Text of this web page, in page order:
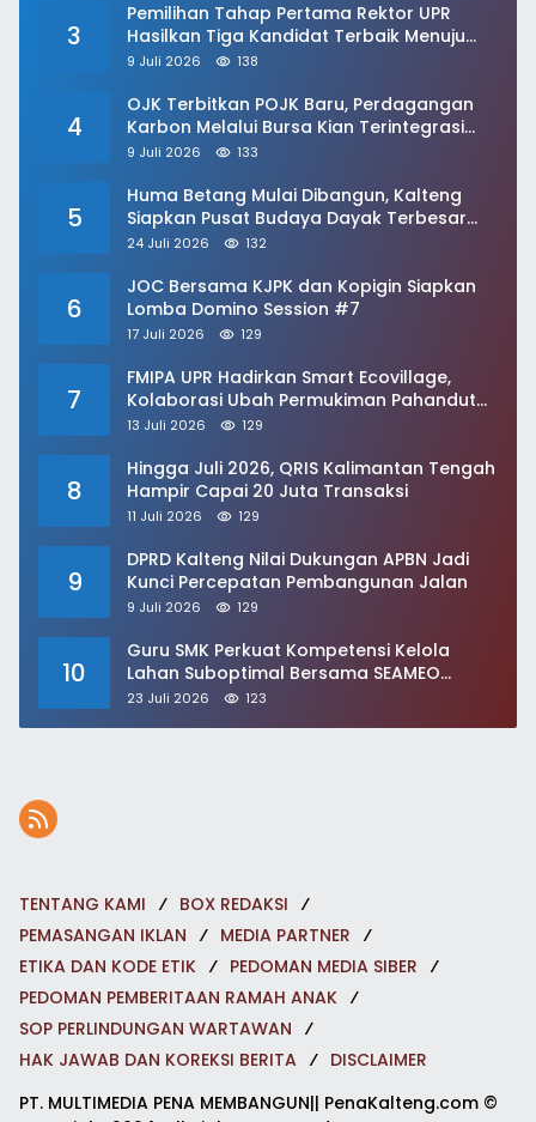
3
Pemilihan Tahap Pertama Rektor UPR
Hasilkan Tiga Kandidat Terbaik Menuju
Kementerian
9 Juli 2026 138
4
OJK Terbitkan POJK Baru, Perdagangan
Karbon Melalui Bursa Kian Terintegrasi
Nasional
9 Juli 2026 133
5
Huma Betang Mulai Dibangun, Kalteng
Siapkan Pusat Budaya Dayak Terbesar
dan Modern
24 Juli 2026 132
6
JOC Bersama KJPK dan Kopigin Siapkan
Lomba Domino Session #7
17 Juli 2026 129
7
FMIPA UPR Hadirkan Smart Ecovillage,
Kolaborasi Ubah Permukiman Pahandut
Berkelanjutan
13 Juli 2026 129
8
Hingga Juli 2026, QRIS Kalimantan Tengah
Hampir Capai 20 Juta Transaksi
11 Juli 2026 129
9
DPRD Kalteng Nilai Dukungan APBN Jadi
Kunci Percepatan Pembangunan Jalan
9 Juli 2026 129
10
Guru SMK Perkuat Kompetensi Kelola
Lahan Suboptimal Bersama SEAMEO
BIOTROP
23 Juli 2026 123
TENTANG KAMI
BOX REDAKSI
PEMASANGAN IKLAN
MEDIA PARTNER
ETIKA DAN KODE ETIK
PEDOMAN MEDIA SIBER
PEDOMAN PEMBERITAAN RAMAH ANAK
SOP PERLINDUNGAN WARTAWAN
HAK JAWAB DAN KOREKSI BERITA
DISCLAIMER
PT. MULTIMEDIA PENA MEMBANGUN|| PenaKalteng.com ©